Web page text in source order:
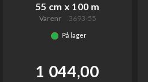
55 cm x 100 m
Varenr 3693-55
På lager
1 044,00